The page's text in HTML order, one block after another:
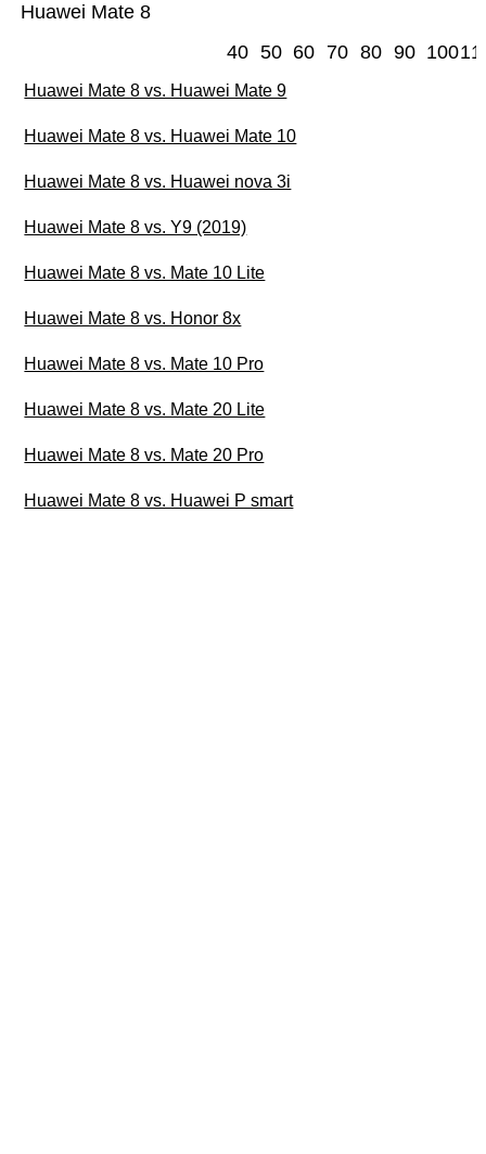
Huawei Mate 8
40 50 60 70 80 90 100
Huawei Mate 8 vs. Huawei Mate 9
Huawei Mate 8 vs. Huawei Mate 10
Huawei Mate 8 vs. Huawei nova 3i
Huawei Mate 8 vs. Y9 (2019)
Huawei Mate 8 vs. Mate 10 Lite
Huawei Mate 8 vs. Honor 8x
Huawei Mate 8 vs. Mate 10 Pro
Huawei Mate 8 vs. Mate 20 Lite
Huawei Mate 8 vs. Mate 20 Pro
Huawei Mate 8 vs. Huawei P smart